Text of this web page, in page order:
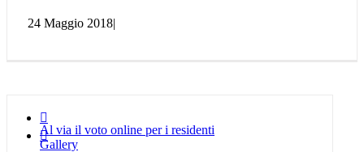
24 Maggio 2018|
Al via il voto online per i residenti
Gallery

